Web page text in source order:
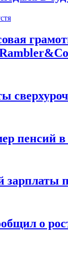
пенсий в
зарплаты
о